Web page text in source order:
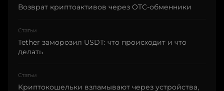
Возврат криптоактивов через OTC-обменники
Статьи
Tether заморозил USDT: что происходит и что
делать
Статьи
Криптокошельки взламывают через устройства,